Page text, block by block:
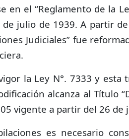
en el “Reglamento de la
julio de 1939. A partir
Judiciales” fue
la Ley N°. 7333 y
alcanza al Título
vigente a partir del 26 de
es necesario